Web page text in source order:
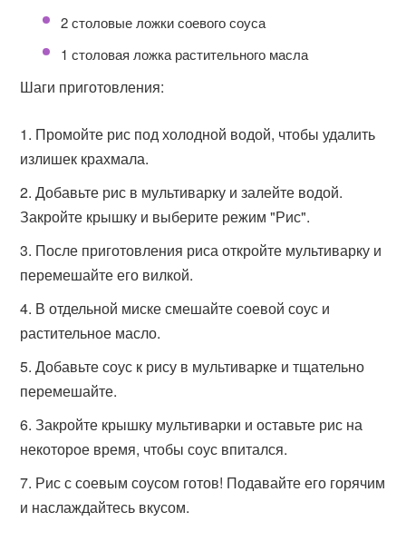
2 столовые ложки соевого соуса
1 столовая ложка растительного масла
Шаги приготовления:
Промойте рис под холодной водой, чтобы удалить
излишек крахмала.
Добавьте рис в мультиварку и залейте водой.
Закройте крышку и выберите режим "Рис".
После приготовления риса откройте мультиварку и
перемешайте его вилкой.
В отдельной миске смешайте соевой соус и
растительное масло.
Добавьте соус к рису в мультиварке и тщательно
перемешайте.
Закройте крышку мультиварки и оставьте рис на
некоторое время, чтобы соус впитался.
Рис с соевым соусом готов! Подавайте его горячим
и наслаждайтесь вкусом.